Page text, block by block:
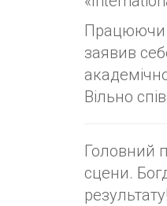
Працюючи
заявив
Вільно
Головний
сцени.
результату!